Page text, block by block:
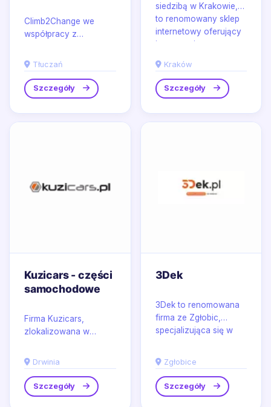
Climb2Change we
współpracy z
rozwija kompleksowe
szkolenia dla osób,
które chcą oswoić...
Tłuczań
Szczegóły
siedzibą w Krakowie,
to renomowany sklep
internetowy oferujący
innowacyjne
Kraków
Szczegóły
Kuzicars - części
samochodowe
Firma Kuzicars,
zlokalizowana w
specjalizuje się w
dostarczaniu
najwyższej jakości...
Drwinia
Szczegóły
3Dek
3Dek to renomowana
firma ze Zgłobic,
specjalizująca się w
Zgłobice
Szczegóły